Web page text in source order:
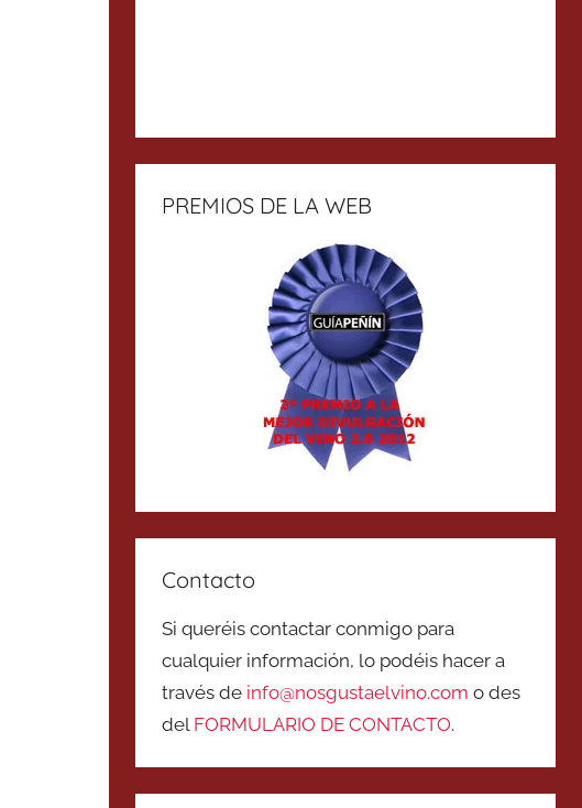
PREMIOS DE LA WEB
Contacto
Si queréis contactar conmigo para
cualquier información, lo podéis hacer a
través de info@nosgustaelvino.com o des
del FORMULARIO DE CONTACTO.